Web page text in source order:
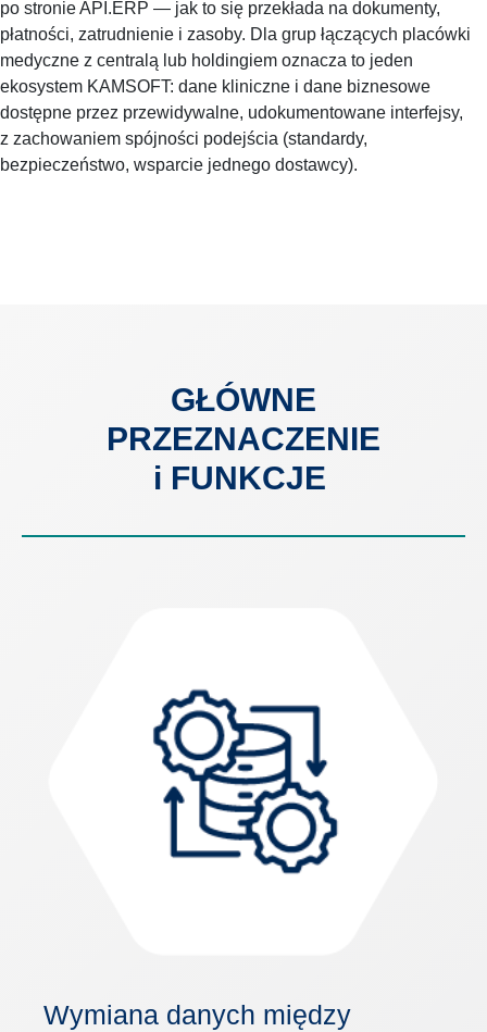
po stronie API.ERP — jak to się przekłada na dokumenty,
płatności, zatrudnienie i zasoby. Dla grup łączących placówki
medyczne z centralą lub holdingiem oznacza to jeden
ekosystem KAMSOFT: dane kliniczne i dane biznesowe
dostępne przez przewidywalne, udokumentowane interfejsy,
z zachowaniem spójności podejścia (standardy,
bezpieczeństwo, wsparcie jednego dostawcy).
GŁÓWNE
PRZEZNACZENIE
i FUNKCJE
Wymiana danych między